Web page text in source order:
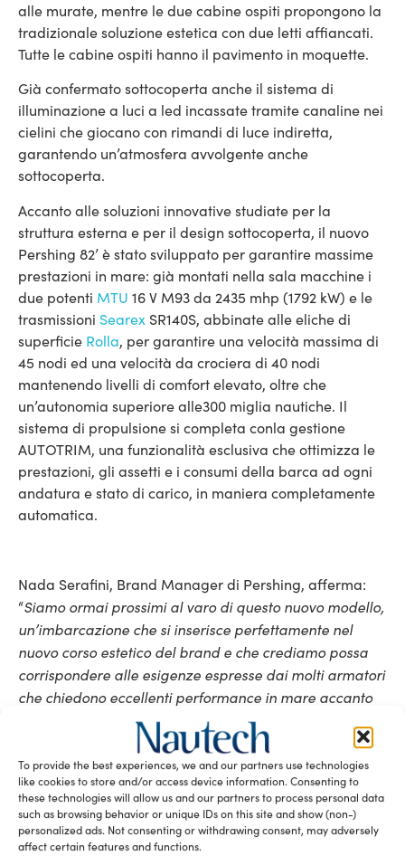
To provide the best experiences, we and our partners use technologies
like cookies to store and/or access device information. Consenting to
these technologies will allow us and our partners to process personal data
such as browsing behavior or unique IDs on this site and show (non-)
personalized ads. Not consenting or withdrawing consent, may adversely
affect certain features and functions.
alle murate, mentre le due cabine ospiti propongono la
tradizionale soluzione estetica con due letti affiancati.
Tutte le cabine ospiti hanno il pavimento in moquette.
Già confermato sottocoperta anche il sistema di
illuminazione a luci a led incassate tramite canaline nei
cielini che giocano con rimandi di luce indiretta,
garantendo un’atmosfera avvolgente anche
sottocoperta.
Accanto alle soluzioni innovative studiate per la
struttura esterna e per il design sottocoperta, il nuovo
Pershing 82’ è stato sviluppato per garantire massime
prestazioni in mare: già montati nella sala macchine i
due potenti MTU 16 V M93 da 2435 mhp (1792 kW) e le
trasmissioni Searex SR140S, abbinate alle eliche di
superficie Rolla, per garantire una velocità massima di
45 nodi ed una velocità da crociera di 40 nodi
mantenendo livelli di comfort elevato, oltre che
un’autonomia superiore alle300 miglia nautiche. Il
sistema di propulsione si completa conla gestione
AUTOTRIM, una funzionalità esclusiva che ottimizza le
prestazioni, gli assetti e i consumi della barca ad ogni
andatura e stato di carico, in maniera completamente
automatica.
Nada Serafini, Brand Manager di Pershing, afferma:
“Siamo ormai prossimi al varo di questo nuovo modello,
un’imbarcazione che si inserisce perfettamente nel
nuovo corso estetico del brand e che crediamo possa
corrispondere alle esigenze espresse dai molti armatori
che chiedono eccellenti performance in mare accanto
all’inconfondibile design firmato Pershing. Il Pershing
82’ sarà dunque la punta di diamante con cui ci
presenteremo ai prossimi saloni nautici autunnali”.
La totale flessibilità degli spazi e gli innovativi contenuti
tecnologici sono le linee guida che hanno animato tutte
le scelte stilistiche di questa nuova imbarcazione, che